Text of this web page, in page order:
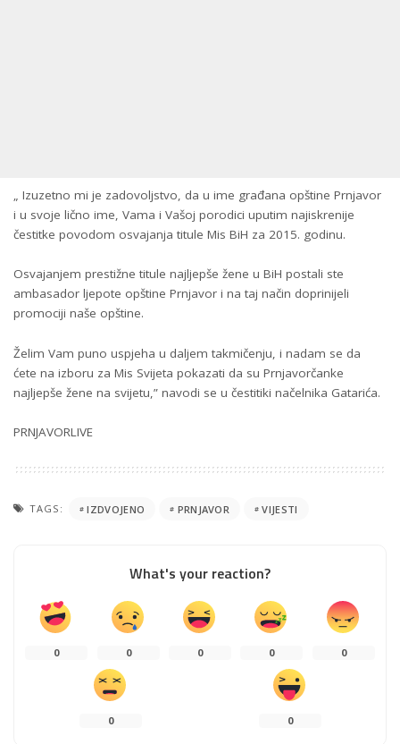
„ Izuzetno mi je zadovoljstvo, da u ime građana opštine Prnjavor
i u svoje lično ime, Vama i Vašoj porodici uputim najiskrenije
čestitke povodom osvajanja titule Mis BiH za 2015. godinu.
Osvajanjem prestižne titule najljepše žene u BiH postali ste
ambasador ljepote opštine Prnjavor i na taj način doprinijeli
promociji naše opštine.
Želim Vam puno uspjeha u daljem takmičenju, i nadam se da
ćete na izboru za Mis Svijeta pokazati da su Prnjavorčanke
najljepše žene na svijetu,” navodi se u čestitiki načelnika Gatarića.
PRNJAVORLIVE
TAGS: IZDVOJENO PRNJAVOR VIJESTI
What's your reaction?
0 0 0 0 0
0 0